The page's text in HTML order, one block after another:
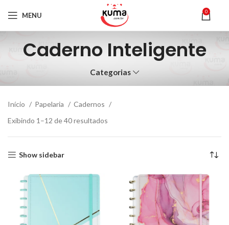
MENU 0
Caderno Inteligente
Categorias
Início Papelaria
Cadernos
Exibindo 1–12 de 40 resultados
Show sidebar